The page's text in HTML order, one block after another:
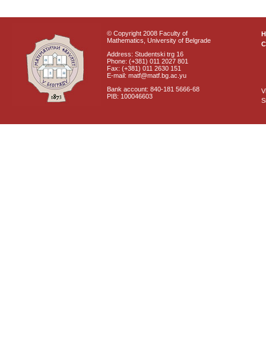
© Copyright 2008 Faculty of
Mathematics, University of Belgrade
Address: Studentski trg 16
Phone: (+381) 011 2027 801
Fax: (+381) 011 2630 151
E-mail: matf@matf.bg.ac.yu
Bank account: 840-181 5666-68
PIB: 100046603